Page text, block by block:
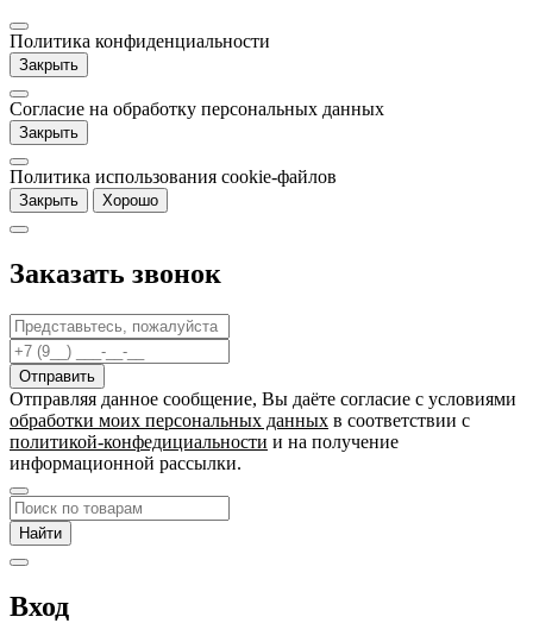
Политика конфиденциальности
Закрыть
Согласие на обработку персональных данных
Закрыть
Политика использования cookie-файлов
Закрыть Хорошо
Заказать звонок
Отправляя данное сообщение, Вы даёте согласие c условиями
обработки моих персональных данных в соответствии с
политикой-конфедициальности и на получение
информационной рассылки.
Вход